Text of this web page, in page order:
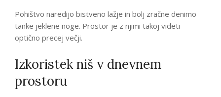
Pohištvo naredijo bistveno lažje in bolj zračne denimo
tanke jeklene noge. Prostor je z njimi takoj videti
optično precej večji.
Izkoristek niš v dnevnem
prostoru